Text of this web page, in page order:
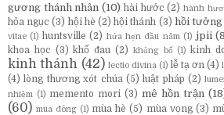
gương thánh nhân (10) hài hước (2) hành
hỏa ngục (3) hội hè (2) hội thánh (3) hồi tưởng
vitae (1) huntsville (2) hứa hẹn đầu năm (1) jpii
khoa học (3) khổ đau (2) khủng bố (1) kinh
kinh thánh (42) lectio divina (1) lễ tạ ơn (4)
(4) lòng thương xót chúa (5) luật pháp (2)
nhiệm
(1) memento mori (3) mê hồn trận
(60) mùa đông (1) mùa hè (5) mùa vọng (3)